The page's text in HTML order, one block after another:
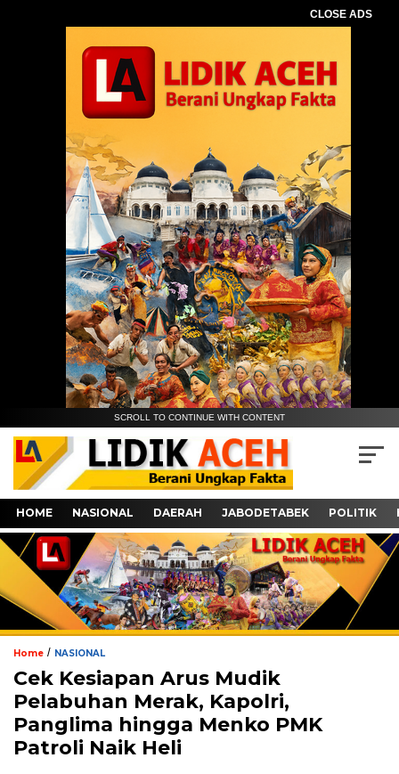
CLOSE ADS
SCROLL TO CONTINUE WITH CONTENT
HOME NASIONAL DAERAH JABODETABEK POLITIK
Home / NASIONAL
Cek Kesiapan Arus Mudik
Pelabuhan Merak, Kapolri,
Panglima hingga Menko PMK
Patroli Naik Heli